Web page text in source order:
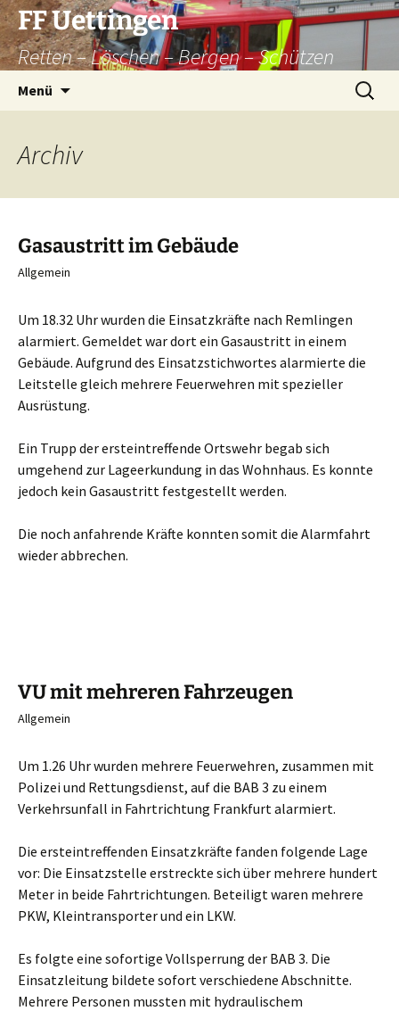
Zum
Inhalt
springen
FF Uettingen
Retten – Löschen – Bergen – Schützen
Menü
Suchen
nach:
Archiv
Gasaustritt im Gebäude
Allgemein
Um 18.32 Uhr wurden die Einsatzkräfte nach Remlingen
alarmiert. Gemeldet war dort ein Gasaustritt in einem
Gebäude. Aufgrund des Einsatzstichwortes alarmierte die
Leitstelle gleich mehrere Feuerwehren mit spezieller
Ausrüstung.
Ein Trupp der ersteintreffende Ortswehr begab sich
umgehend zur Lageerkundung in das Wohnhaus. Es konnte
jedoch kein Gasaustritt festgestellt werden.
Die noch anfahrende Kräfte konnten somit die Alarmfahrt
wieder abbrechen.
VU mit mehreren Fahrzeugen
Allgemein
Um 1.26 Uhr wurden mehrere Feuerwehren, zusammen mit
Polizei und Rettungsdienst, auf die BAB 3 zu einem
Verkehrsunfall in Fahrtrichtung Frankfurt alarmiert.
Die ersteintreffenden Einsatzkräfte fanden folgende Lage
vor: Die Einsatzstelle erstreckte sich über mehrere hundert
Meter in beide Fahrtrichtungen. Beteiligt waren mehrere
PKW, Kleintransporter und ein LKW.
Es folgte eine sofortige Vollsperrung der BAB 3. Die
Einsatzleitung bildete sofort verschiedene Abschnitte.
Mehrere Personen mussten mit hydraulischem